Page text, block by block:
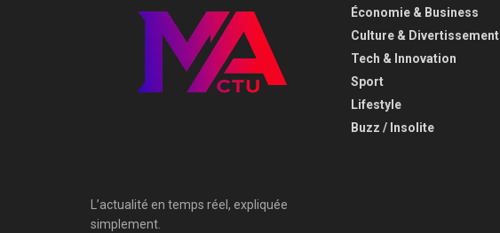
L’actualité en temps réel, expliquée
simplement.
Économie & Business
⁠Culture & Divertissement
⁠Tech & Innovation
Sport
Lifestyle
Buzz / Insolite